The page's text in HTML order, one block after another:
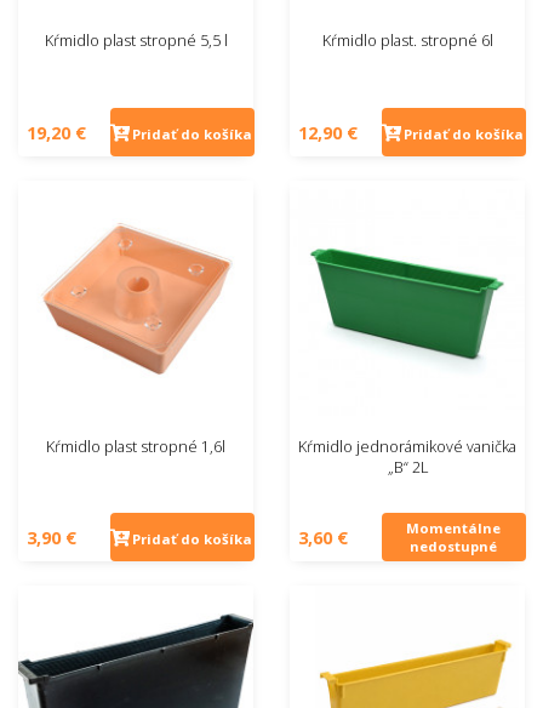
Kŕmidlo plast stropné 5,5 l
19,20 € Pridať do košíka
Kŕmidlo plast. stropné 6l
12,90 € Pridať do košíka
Kŕmidlo plast stropné 1,6l
3,90 € Pridať do košíka
Kŕmidlo jednorámikové vanička
„B“ 2L
3,60 €
Momentálne
nedostupné